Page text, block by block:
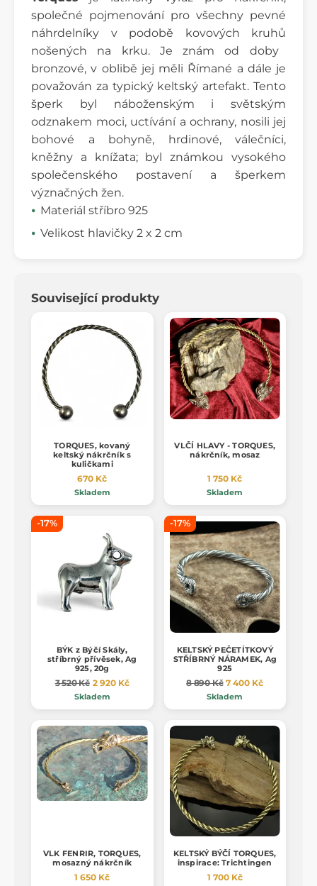
společné pojmenování pro všechny pevné
náhrdelníky v podobě kovových kruhů
nošených na krku. Je znám od doby
bronzové, v oblibě jej měli Římané a dále je
považován za typický keltský artefakt. Tento
šperk byl náboženským i světským
odznakem moci, uctívání a ochrany, nosili jej
bohové a bohyně, hrdinové, válečníci,
kněžny a knížata; byl známkou vysokého
společenského postavení a šperkem
význačných žen.
Materiál stříbro 925
Velikost hlavičky 2 x 2 cm
Související produkty
TORQUES, kovaný
keltský nákrčník s
kuličkami
670 Kč
Skladem
VLČÍ HLAVY - TORQUES,
nákrčník, mosaz
1 750 Kč
Skladem
-17%
BÝK z Býčí Skály,
stříbrný přívěsek, Ag
925, 20g
3 520 Kč 2 920 Kč
Skladem
-17%
KELTSKÝ PEČETÍTKOVÝ
STŘÍBRNÝ NÁRAMEK, Ag
925
8 890 Kč 7 400 Kč
Skladem
VLK FENRIR, TORQUES,
mosazný nákrčník
1 650 Kč
KELTSKÝ BÝČÍ TORQUES,
inspirace: Trichtingen
1 700 Kč